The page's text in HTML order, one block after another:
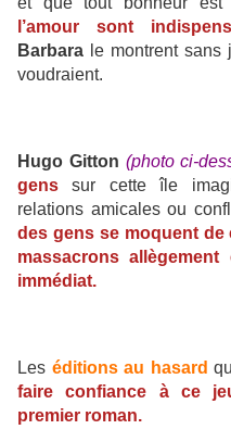
l’amour sont
Barbara le montrent sans
voudraient.
Hugo Gitton (photo ci-
gens sur cette île
relations amicales ou
des gens se moquent
massacrons
immédiat.
Les éditions au hasard
faire confiance à ce
premier roman.